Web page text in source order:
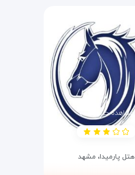
مشاهده جزئیات
هتل پارمیدا، مشهد